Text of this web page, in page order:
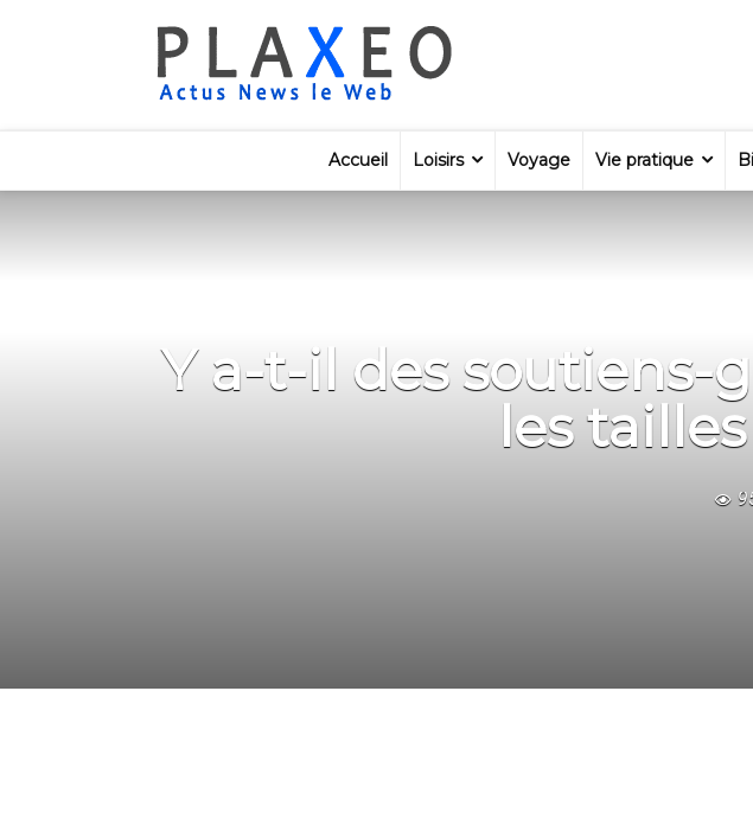
Accueil Loisirs Voyage Vie pratique
Y a-t-il des soutiens-
les